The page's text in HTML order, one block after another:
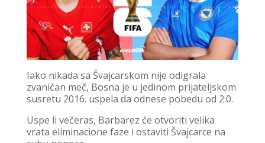
Iako nikada sa Švajcarskom nije odigrala
zvaničan meč, Bosna je u jedinom prijateljskom
susretu 2016. uspela da odnese pobedu od 2:0.
Uspe li večeras, Barbarez će otvoriti velika
vrata eliminacione faze i ostaviti Švajcarce na